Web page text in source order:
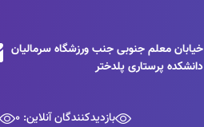
خیابان معلم جنوبی جنب ورزشگاه سرمالیان
دانشکده پرستاری پلدختر
بازدیدکنندگان آنلاین: 0